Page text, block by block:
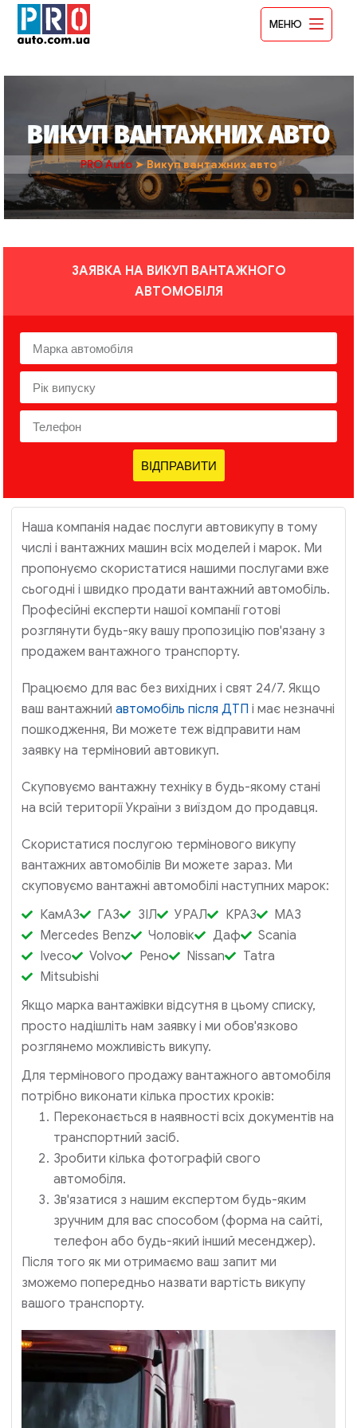
МЕНЮ
ВИКУП ВАНТАЖНИХ АВТО
PRO Auto ➤Викуп вантажних авто
ЗАЯВКА НА ВИКУП ВАНТАЖНОГО
АВТОМОБІЛЯ
ВІДПРАВИТИ
Наша компанія надає послуги автовикупу в тому
числі і вантажних машин всіх моделей і марок. Ми
пропонуємо скористатися нашими послугами вже
сьогодні і швидко продати вантажний автомобіль.
Професійні експерти нашої компанії готові
розглянути будь-яку вашу пропозицію пов'язану з
продажем вантажного транспорту.
Працюємо для вас без вихідних і свят 24/7. Якщо
ваш вантажнийавтомобіль після ДТП і має незначні
пошкодження, Ви можете теж відправити нам
заявку на терміновий автовикуп.
Скуповуємо вантажну техніку в будь-якому стані
на всій території України з виїздом до продавця.
Скористатися послугою термінового викупу
вантажних автомобілів Ви можете зараз. Ми
скуповуємо вантажні автомобілі наступних марок:
КамАЗ
ГАЗ ЗІЛ УРАЛ КРАЗ
МАЗ
Mercedes Benz
Чоловік Даф
Scania
Iveco
Volvo Рено Nissan
Tatra
Mitsubishi
Якщо марка вантажівки відсутня в цьому списку,
просто надішліть нам заявку і ми обов'язково
розглянемо можливість викупу.
Для термінового продажу вантажного автомобіля
потрібно виконати кілька простих кроків:
Переконається в наявності всіх документів на
транспортний засіб.
Зробити кілька фотографій свого
автомобіля.
Зв'язатися з нашим експертом будь-яким
зручним для вас способом (форма на сайті,
телефон або будь-який інший месенджер).
Після того як ми отримаємо ваш запит ми
зможемо попередньо назвати вартість викупу
вашого транспорту.